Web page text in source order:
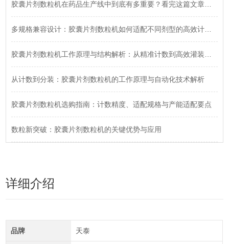
胶囊片剂数粒机在药品生产线中到底有多重要？看完这篇文章你就明白了！
多规格兼容设计：胶囊片剂数粒机如何适配不同剂型的高效计数需求
胶囊片剂数粒机工作原理与结构解析：从精准计数到高效灌装全流程
从计数到分装：胶囊片剂数粒机的工作原理与自动化技术解析
胶囊片剂数粒机选购指南：计数精度、适配规格与产能适配要点
数粒新突破：胶囊片剂数粒机的关键优势与应用
详细介绍
品牌 天泰